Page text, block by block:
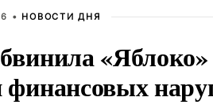
• НОВОСТИ ДНЯ
финансовых